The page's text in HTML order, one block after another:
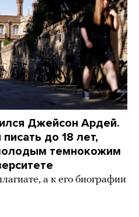
Джейсон Ардей.
до 18 лет,
темнокожим
а к его биографии